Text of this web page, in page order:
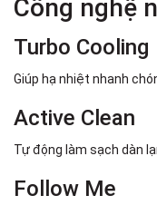
Công nghệ
Turbo Cooling
Giúp hạ nhiệt nhanh
Active Clean
Tự động làm sạch dàn
Follow Me